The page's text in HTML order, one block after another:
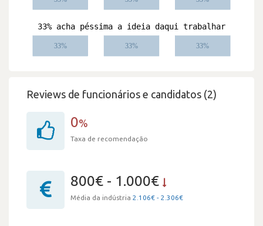
Reviews de funcionários e candidatos (2)
0%
Taxa de recomendação
800€ - 1.000€
Média da indústria 2.106€ - 2.306€